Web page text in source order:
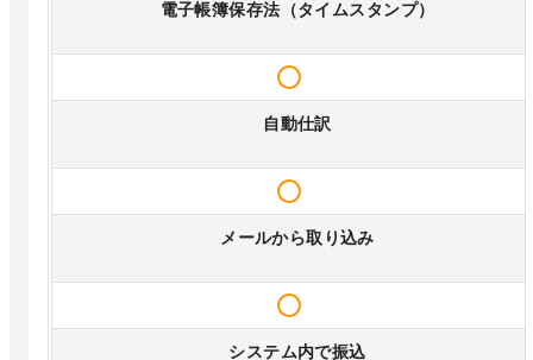
電子帳簿保存法（タイムスタンプ）
自動仕訳
メールから取り込み
システム内で振込